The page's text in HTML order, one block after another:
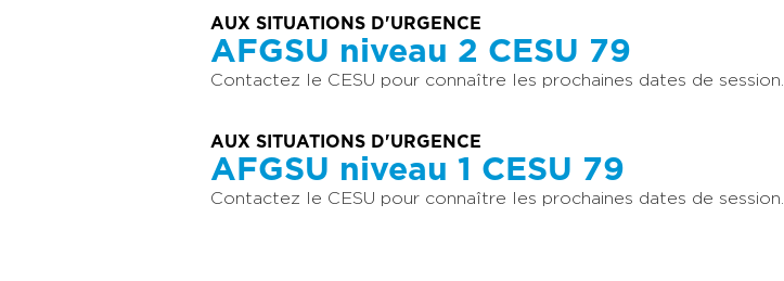
AUX SITUATIONS D'URGENCE
AFGSU niveau 2 CESU 79
Contactez le CESU pour connaître les prochaines dates de session.
AUX SITUATIONS D'URGENCE
AFGSU niveau 1 CESU 79
Contactez le CESU pour connaître les prochaines dates de session.